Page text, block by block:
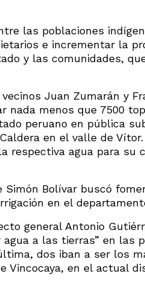
las poblaciones
e incrementar la
y las comunidades,
Juan Zumarán y
nada menos que 7500
peruano en pública
en el valle de
respectiva agua para su
Bolívar buscó
en el
general Antonio
a las tierras” en las
dos iban a ser los
Vincocaya, en el actual